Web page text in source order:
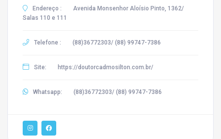
Endereço :
Avenida Monsenhor Aloísio Pinto, 1362/
Salas 110 e 111
Telefone : (88)36772303/ (88) 99747-7386
Site: https://doutorcadmosilton.com.br/
Whatsapp: (88)36772303/ (88) 99747-7386